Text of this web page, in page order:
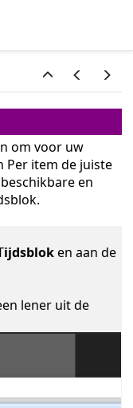
om voor uw
Per item de juiste
en
ijdsbloken aan de
lener uit de